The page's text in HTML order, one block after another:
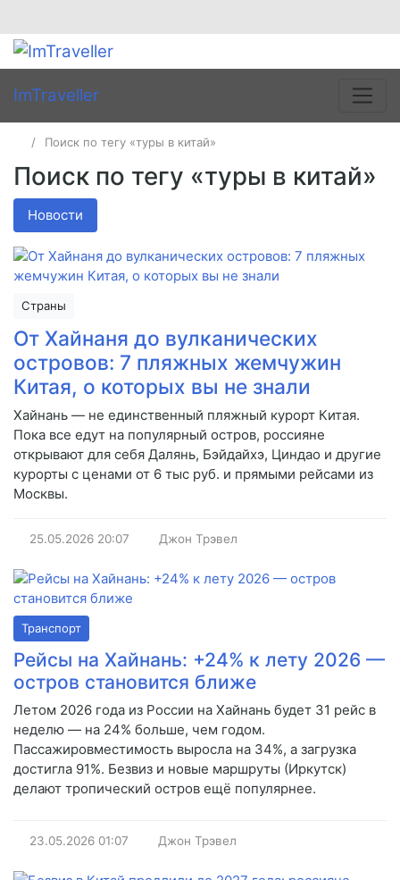
ImTraveller
Поиск по тегу «туры в китай»
Поиск по тегу «туры в китай»
Новости
Страны
От Хайнаня до вулканических
островов: 7 пляжных жемчужин
Китая, о которых вы не знали
Хайнань — не единственный пляжный курорт Китая.
Пока все едут на популярный остров, россияне
открывают для себя Далянь, Бэйдайхэ, Циндао и другие
курорты с ценами от 6 тыс руб. и прямыми рейсами из
Москвы.
25.05.2026 20:07 Джон Трэвел
Транспорт
Рейсы на Хайнань: +24% к лету 2026 —
остров становится ближе
Летом 2026 года из России на Хайнань будет 31 рейс в
неделю — на 24% больше, чем годом.
Пассажировместимость выросла на 34%, а загрузка
достигла 91%. Безвиз и новые маршруты (Иркутск)
делают тропический остров ещё популярнее.
23.05.2026 01:07 Джон Трэвел